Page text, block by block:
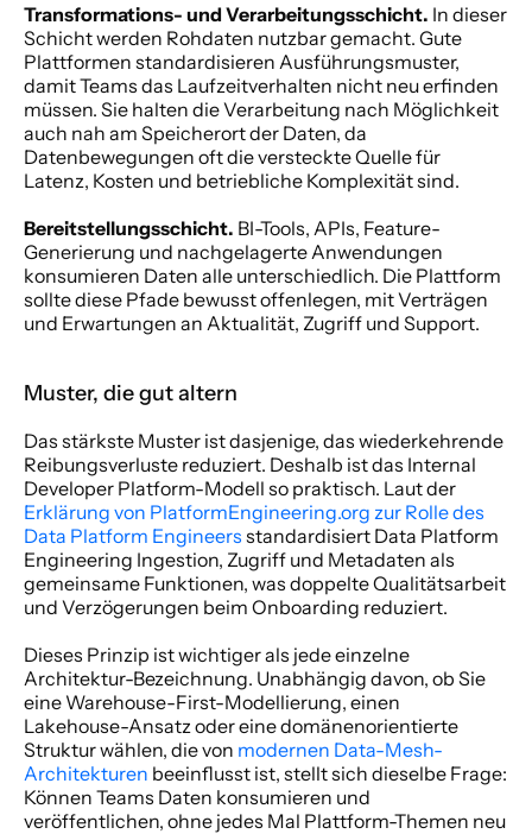
Transformations- und Verarbeitungsschicht. In dieser
Schicht werden Rohdaten nutzbar gemacht. Gute
Plattformen standardisieren Ausführungsmuster,
damit Teams das Laufzeitverhalten nicht neu erfinden
müssen. Sie halten die Verarbeitung nach Möglichkeit
auch nah am Speicherort der Daten, da
Datenbewegungen oft die versteckte Quelle für
Latenz, Kosten und betriebliche Komplexität sind.
Bereitstellungsschicht. BI-Tools, APIs, Feature-
Generierung und nachgelagerte Anwendungen
konsumieren Daten alle unterschiedlich. Die Plattform
sollte diese Pfade bewusst offenlegen, mit Verträgen
und Erwartungen an Aktualität, Zugriff und Support.
Muster, die gut altern
Das stärkste Muster ist dasjenige, das wiederkehrende
Reibungsverluste reduziert. Deshalb ist das Internal
Erklärung von PlatformEngineering.org zur Rolle des
Data Platform Engineers standardisiert Data Platform
Engineering Ingestion, Zugriff und Metadaten als
gemeinsame Funktionen, was doppelte Qualitätsarbeit
und Verzögerungen beim Onboarding reduziert.
Dieses Prinzip ist wichtiger als jede einzelne
Architektur-Bezeichnung. Unabhängig davon, ob Sie
eine Warehouse-First-Modellierung, einen
Lakehouse-Ansatz oder eine domänenorientierte
Struktur wählen, die von modernen Data-Mesh-
Architekturen beeinflusst ist, stellt sich dieselbe Frage:
Können Teams Daten konsumieren und
veröffentlichen, ohne jedes Mal Plattform-Themen neu